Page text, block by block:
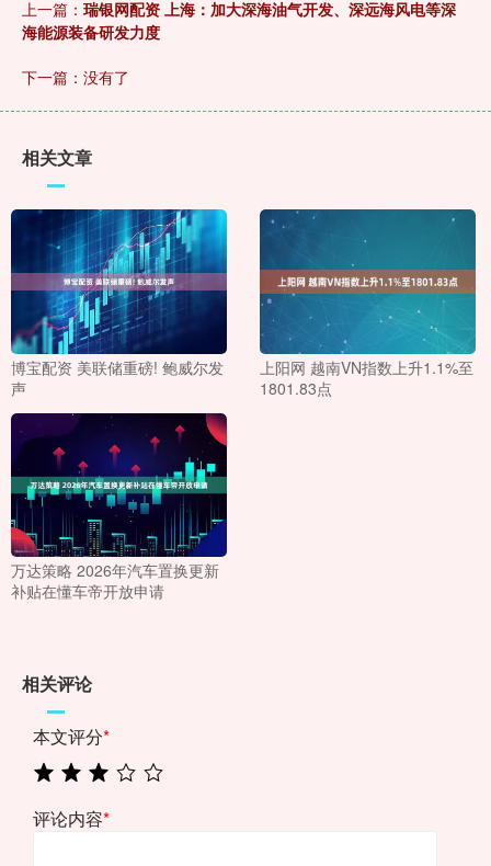
上一篇： 瑞银网配资 上海：加大深海油气开发、深远海风电等深
海能源装备研发力度
下一篇：没有了
相关文章
博宝配资 美联储重磅! 鲍威尔发
声
上阳网 越南VN指数上升1.1%至
1801.83点
万达策略 2026年汽车置换更新
补贴在懂车帝开放申请
相关评论
本文评分*
评论内容*